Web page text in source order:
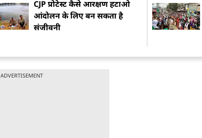
CJP प्रोटेस्ट कैसे आरक्षण हटाओ
आंदोलन के लिए बन सकता है
संजीवनी
ADVERTISEMENT